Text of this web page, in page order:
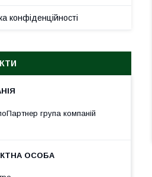
конфіденційності
група компаній